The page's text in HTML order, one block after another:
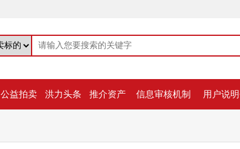
公益拍卖 洪力头条 推介资产 信息审核机制 用户说